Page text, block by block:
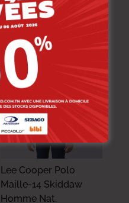
89.000 DT
71.200DT
-20%
Lee Cooper Polo
Maille-14 Skiddaw
Homme Nat.